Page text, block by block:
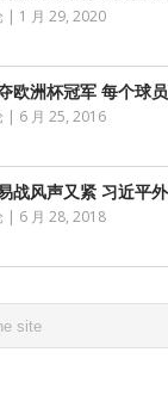
| 1 月 29, 2020
欧洲杯冠军 每个球
| 6 月 25, 2016
战风声又紧 习近平
| 6 月 28, 2018